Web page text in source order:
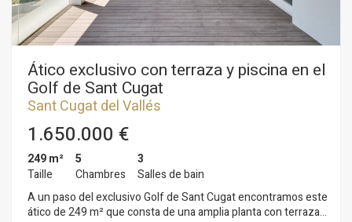
Ático exclusivo con terraza y piscina en el
Golf de Sant Cugat
Sant Cugat del Vallés
1.650.000 €
249 m²
Taille
5
Chambres
3
Salles de bain
A un paso del exclusivo Golf de Sant Cugat encontramos este
ático de 249 m² que consta de una amplia planta con terraza